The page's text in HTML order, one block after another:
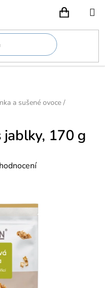
a sušené ovoce /
jablky, 170 g